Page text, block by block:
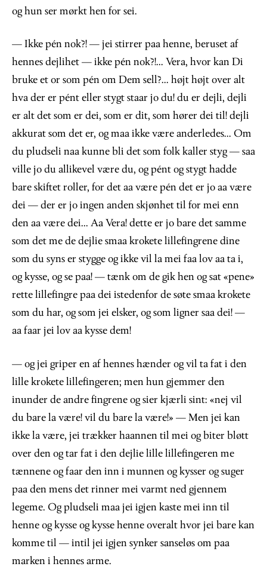
og hun ser mørkt hen for sei.
— Ikke pén nok?! — jei stirrer paa henne, beruset af
hennes dejlihet — ikke pén nok?!... Vera, hvor kan Di
bruke et or som pén om Dem sell?... højt højt over alt
hva der er pént eller stygt staar jo du! du er dejli, dejli
er alt det som er dei, som er dit, som hører dei til! dejli
akkurat som det er, og maa ikke være anderledes... Om
du pludseli naa kunne bli det som folk kaller styg — saa
ville jo du allikevel være du, og pént og stygt hadde
bare skiftet roller, for det aa være pén det er jo aa være
dei — der er jo ingen anden skjønhet til for mei enn
den aa være dei... Aa Vera! dette er jo bare det samme
som det me de dejlie smaa krokete lillefingrene dine
som du syns er stygge og ikke vil la mei faa lov aa ta i,
og kysse, og se paa! — tænk om de gik hen og sat «pene»
rette lillefingre paa dei istedenfor de søte smaa krokete
som du har, og som jei elsker, og som ligner saa dei! —
aa faar jei lov aa kysse dem!
— og jei griper en af hennes hænder og vil ta fat i den
lille krokete lillefingeren; men hun gjemmer den
inunder de andre fingrene og sier kjærli sint: «nej vil
du bare la være! vil du bare la være!» — Men jei kan
ikke la være, jei trækker haannen til mei og biter bløtt
over den og tar fat i den dejlie lille lillefingeren me
tænnene og faar den inn i munnen og kysser og suger
paa den mens det rinner mei varmt ned gjennem
legeme. Og pludseli maa jei igjen kaste mei inn til
henne og kysse og kysse henne overalt hvor jei bare kan
komme til — intil jei igjen synker sanseløs om paa
marken i hennes arme.